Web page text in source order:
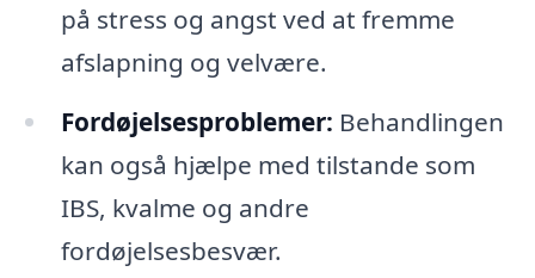
på stress og angst ved at fremme
afslapning og velvære.
Fordøjelsesproblemer: Behandlingen
kan også hjælpe med tilstande som
IBS, kvalme og andre
fordøjelsesbesvær.